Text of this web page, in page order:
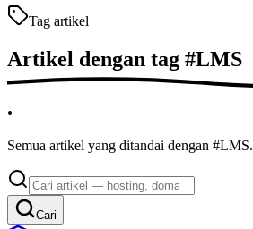
Tag artikel
Artikel dengan tag #LMS
.
Semua artikel yang ditandai dengan #LMS.
Cari